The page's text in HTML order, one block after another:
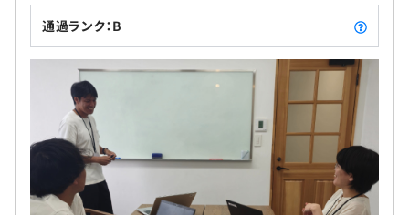
通過ランク：B